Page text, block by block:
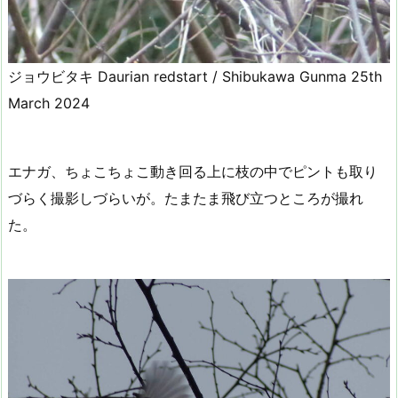
ジョウビタキ Daurian redstart / Shibukawa Gunma 25th
March 2024
エナガ、ちょこちょこ動き回る上に枝の中でピントも取り
づらく撮影しづらいが。たまたま飛び立つところが撮れ
た。